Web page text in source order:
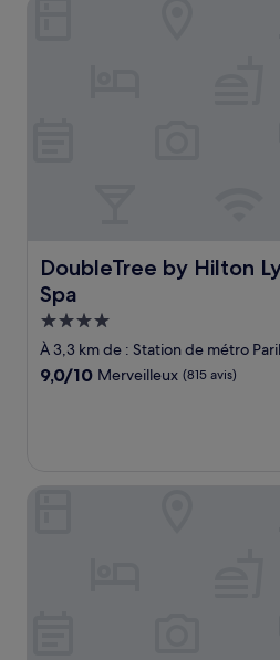
DoubleTree by Hilton
Spa
DoubleTree by Hilton Lyon
Hébergement
4.0 étoiles
À 3,3 km de : Station de métro
9.0
9,0/10 Merveilleux (815 avis)